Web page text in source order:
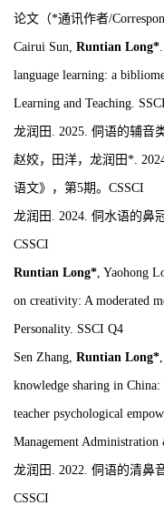
论文（*通讯作者/
Cairui Sun, Runtian Long*
language learning: a
Learning and Teaching.
龙润田 . 2025 侗语的辅音
赵姣，田洋，龙润田*.
语文》，第5期。 CSSCI
龙润田 . 2024. 侗水语的鼻
CSSCI
Runtian Long* , Yaohong
on creativity: A moderated
Personality. SSCI Q4
Sen Zhang, Runtian Long*
knowledge sharing in
teacher psychological
Management Administration
龙润田 . 2022. 侗语的清鼻
CSSCI